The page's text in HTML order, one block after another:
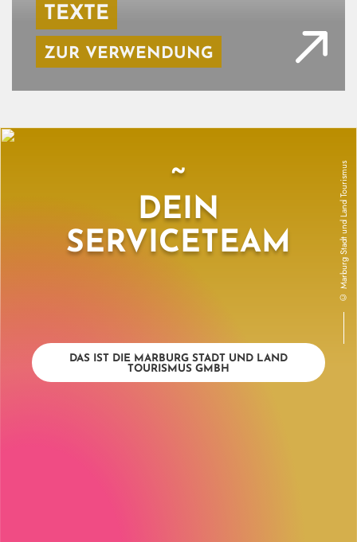
TEXTE
ZUR VERWENDUNG Urheberrecht des Hintergrundbildes:
©
Marburg Stadt und Land Tourismus
~
DEIN
SERVICETEAM
DAS IST DIE MARBURG STADT UND LAND
TOURISMUS GMBH